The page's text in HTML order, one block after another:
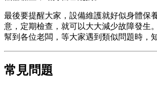
最後要提醒大家，設備維護就好似身體保
意，定期檢查，就可以大大減少故障發生
幫到各位老闆，等大家遇到類似問題時，
常見問題